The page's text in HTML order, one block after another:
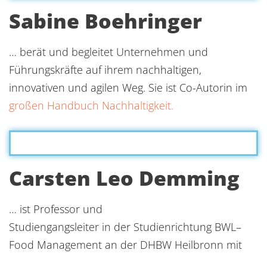
Sabine Boehringer
… berät und begleitet Unternehmen und
Führungskräfte auf ihrem nachhaltigen,
innovativen und agilen Weg. Sie ist Co-Autorin im
großen Handbuch Nachhaltigkeit.
Carsten Leo Demming
… ist Professor und
Studiengangsleiter in der Studienrichtung BWL–
Food Management an der DHBW Heilbronn mit